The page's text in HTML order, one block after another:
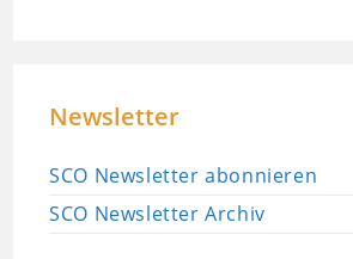
Newsletter
SCO Newsletter abonnieren
SCO Newsletter Archiv